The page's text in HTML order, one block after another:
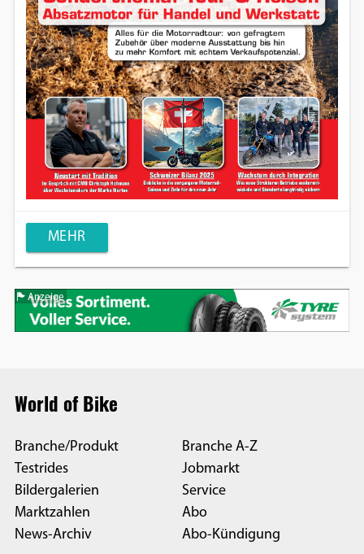
MEHR
Anzeige
World of Bike
Branche/Produkt
Testrides
Bildergalerien
Marktzahlen
News-Archiv
Branche A-Z
Jobmarkt
Service
Abo
Abo-Kündigung